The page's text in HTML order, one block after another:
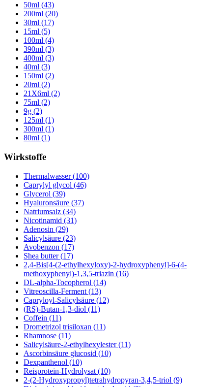
50ml (43)
200ml (20)
30ml (17)
15ml (5)
100ml (4)
390ml (3)
400ml (3)
40ml (3)
150ml (2)
20ml (2)
21X6ml (2)
75ml (2)
9g (2)
125ml (1)
300ml (1)
80ml (1)
Wirkstoffe
Thermalwasser (100)
Caprylyl glycol (46)
Glycerol (39)
Hyaluronsäure (37)
Natriumsalz (34)
Nicotinamid (31)
Adenosin (29)
Salicylsäure (23)
Avobenzon (17)
Shea butter (17)
2,4-Bis[4-(2-ethylhexyloxy)-2-hydroxyphenyl]-6-(4-
methoxyphenyl)-1,3,5-triazin (16)
DL-alpha-Tocopherol (14)
Vitreoscilla-Ferment (13)
Capryloyl-Salicylsäure (12)
(RS)-Butan-1,3-diol (11)
Coffein (11)
Drometrizol trisiloxan (11)
Rhamnose (11)
Salicylsäure-2-ethylhexylester (11)
Ascorbinsäure glucosid (10)
Dexpanthenol (10)
Reisprotein-Hydrolysat (10)
2-(2-Hydroxypropyl)tetrahydropyran-3,4,5-triol (9)